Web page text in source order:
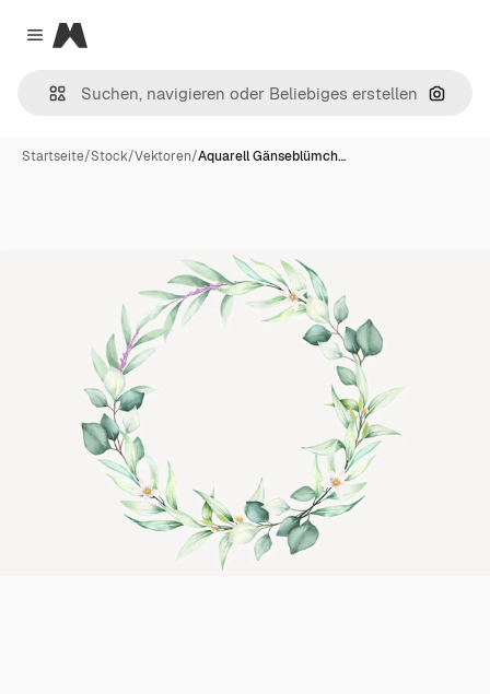
Close menu
Magnific
Nach
Startseite/Stock/Vektoren/Aquarell Gänseblümch…